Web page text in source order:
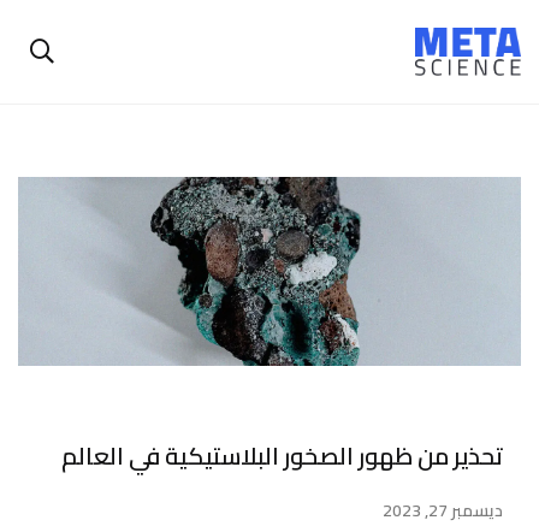
تحذير من ظهور الصخور البلاستيكية في العالم
ديسمبر 27, 2023